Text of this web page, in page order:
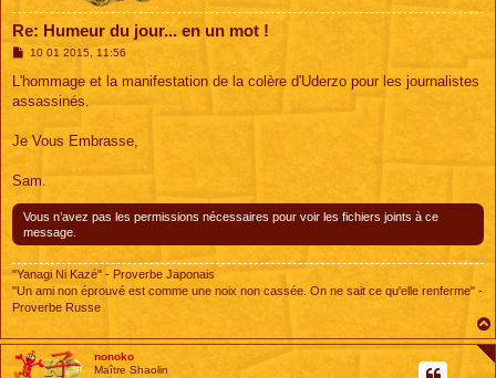
Re: Humeur du jour... en un mot !
M
s
a
10 01 2015, 11:56
L'hommage et la manifestation de la colère d'Uderzo pour les journalistes
assassinés.
Je Vous Embrasse,
Sam.
Vous n’avez pas les permissions nécessaires pour voir les fichiers joints à ce
message.
"Yanagi Ni Kazé" - Proverbe Japonais
"Un ami non éprouvé est comme une noix non cassée. On ne sait ce qu'elle renferme" -
Proverbe Russe
nonoko
Maître Shaolin